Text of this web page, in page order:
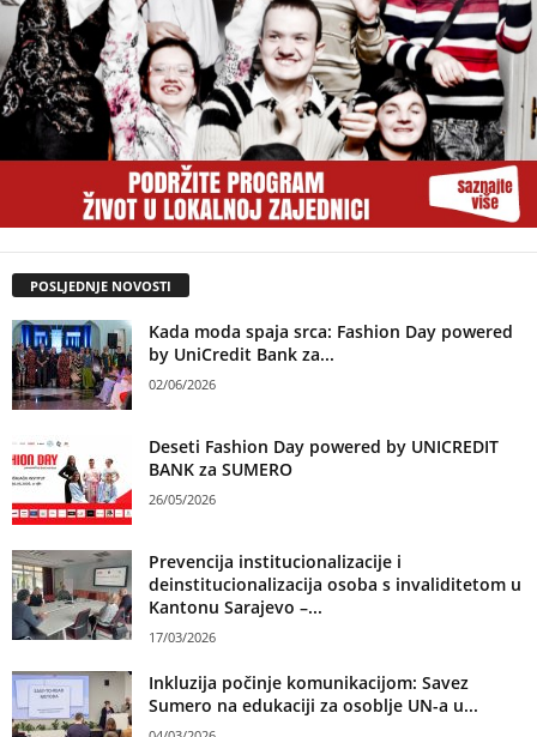
POSLJEDNJE NOVOSTI
Kada moda spaja srca: Fashion Day powered
by UniCredit Bank za...
02/06/2026
Deseti Fashion Day powered by UNICREDIT
BANK za SUMERO
26/05/2026
Prevencija institucionalizacije i
deinstitucionalizacija osoba s invaliditetom u
Kantonu Sarajevo –...
17/03/2026
Inkluzija počinje komunikacijom: Savez
Sumero na edukaciji za osoblje UN-a u...